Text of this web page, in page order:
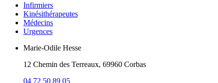
Infirmiers
Kinésithérapeutes
Médecins
Urgences
Marie-Odile Hesse
12 Chemin des Terreaux, 69960 Corbas
04 72 50 89 05